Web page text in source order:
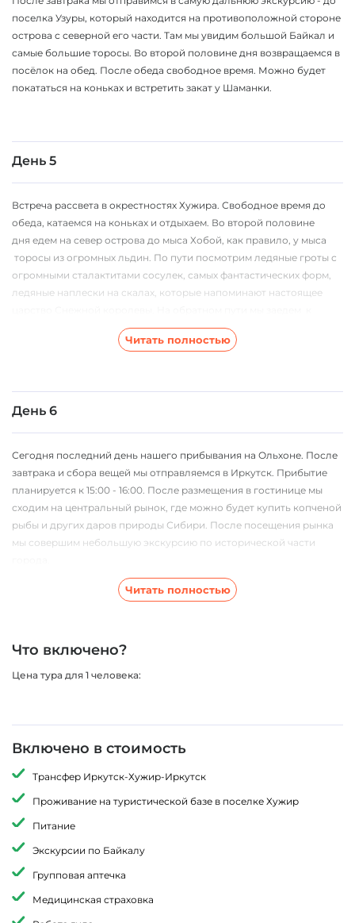
поселка Узуры, который находится на противоположной стороне
острова с северной его части. Там мы увидим большой Байкал и
самые большие торосы. Во второй половине дня возвращаемся в
посёлок на обед. После обеда свободное время. Можно будет
покататься на коньках и встретить закат у Шаманки.
День 5
Встреча рассвета в окрестностях Хужира. Свободное время до
обеда, катаемся на коньках и отдыхаем. Во второй половине
дня едем на север острова до мыса Хобой, как правило, у мыса
торосы из огромных льдин. По пути посмотрим ледяные гроты с
огромными сталактитами сосулек, самых фантастических форм,
ледяные наплески на скалах, которые напоминают настоящее
острову Харанцы, где встретим закат в ледяных гротах.
Возвращение в гостиницу. Ужин.Читать полностью
День 6
Сегодня последний день нашего прибывания на Ольхоне. После
завтрака и сбора вещей мы отправляемся в Иркутск. Прибытие
планируется к 15:00 - 16:00. После размещения в гостинице мы
сходим на центральный рынок, где можно будет купить копченой
рыбы и других даров природы Сибири. После посещения рынка
мы совершим небольшую экскурсию по исторической части
Вылететь домой можно поздно вечером, либо утром следующего
Читать полностью
Что включено?
Цена тура для 1 человека:
Включено в стоимость
Трансфер Иркутск-Хужир-Иркутск
Проживание на туристической базе в поселке Хужир
Питание
Экскурсии по Байкалу
Групповая аптечка
Медицинская страховка